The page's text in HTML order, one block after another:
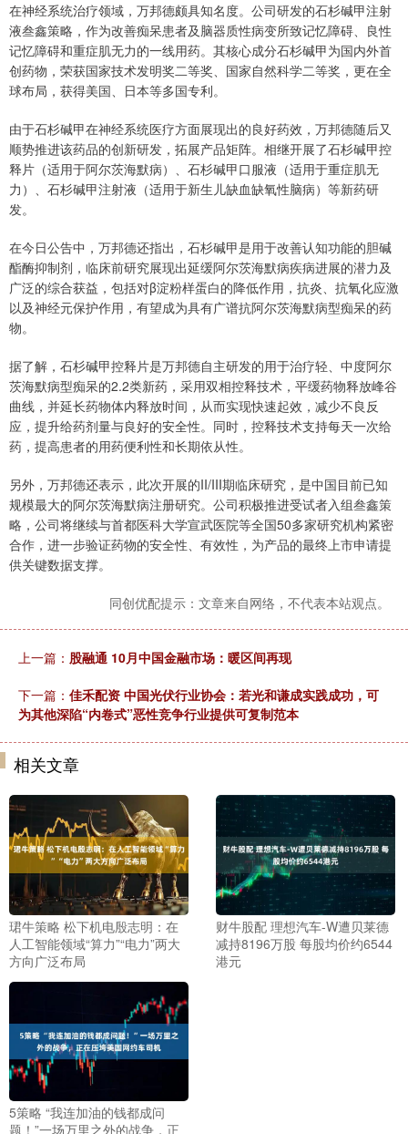
在神经系统治疗领域，万邦德颇具知名度。公司研发的石杉碱甲注射
液叁鑫策略，作为改善痴呆患者及脑器质性病变所致记忆障碍、良性
记忆障碍和重症肌无力的一线用药。其核心成分石杉碱甲为国内外首
创药物，荣获国家技术发明奖二等奖、国家自然科学二等奖，更在全
球布局，获得美国、日本等多国专利。
由于石杉碱甲在神经系统医疗方面展现出的良好药效，万邦德随后又
顺势推进该药品的创新研发，拓展产品矩阵。相继开展了石杉碱甲控
释片（适用于阿尔茨海默病）、石杉碱甲口服液（适用于重症肌无
力）、石杉碱甲注射液（适用于新生儿缺血缺氧性脑病）等新药研
发。
在今日公告中，万邦德还指出，石杉碱甲是用于改善认知功能的胆碱
酯酶抑制剂，临床前研究展现出延缓阿尔茨海默病疾病进展的潜力及
广泛的综合获益，包括对β淀粉样蛋白的降低作用，抗炎、抗氧化应激
以及神经元保护作用，有望成为具有广谱抗阿尔茨海默病型痴呆的药
物。
据了解，石杉碱甲控释片是万邦德自主研发的用于治疗轻、中度阿尔
茨海默病型痴呆的2.2类新药，采用双相控释技术，平缓药物释放峰谷
曲线，并延长药物体内释放时间，从而实现快速起效，减少不良反
应，提升给药剂量与良好的安全性。同时，控释技术支持每天一次给
药，提高患者的用药便利性和长期依从性。
另外，万邦德还表示，此次开展的II/III期临床研究，是中国目前已知
规模最大的阿尔茨海默病注册研究。公司积极推进受试者入组叁鑫策
略，公司将继续与首都医科大学宣武医院等全国50多家研究机构紧密
合作，进一步验证药物的安全性、有效性，为产品的最终上市申请提
供关键数据支撑。
同创优配提示：文章来自网络，不代表本站观点。
上一篇： 股融通 10月中国金融市场：暖区间再现
下一篇： 佳禾配资 中国光伏行业协会：若光和谦成实践成功，可
为其他深陷“内卷式”恶性竞争行业提供可复制范本
相关文章
珺牛策略 松下机电殷志明：在
人工智能领域“算力”“电力”两大
方向广泛布局
财牛股配 理想汽车-W遭贝莱德
减持8196万股 每股均价约6544
港元
5策略 “我连加油的钱都成问
题！”一场万里之外的战争，正